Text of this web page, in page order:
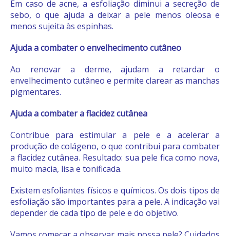
Em caso de acne, a esfoliação diminui a secreção de
sebo, o que ajuda a deixar a pele menos oleosa e
menos sujeita às espinhas.
Ajuda a combater o envelhecimento cutâneo
Ao renovar a derme, ajudam a retardar o
envelhecimento cutâneo e permite clarear as manchas
pigmentares.
Ajuda a combater a flacidez cutânea
Contribue para estimular a pele e a acelerar a
produção de colágeno, o que contribui para combater
a flacidez cutânea. Resultado: sua pele fica como nova,
muito macia, lisa e tonificada.
Existem esfoliantes físicos e químicos. Os dois tipos de
esfoliação são importantes para a pele. A indicação vai
depender de cada tipo de pele e do objetivo.